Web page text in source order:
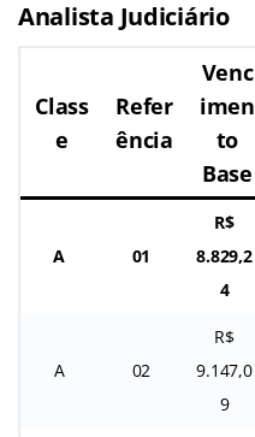
Analista Judiciário
Class
e
Refer
ência
Venc
imen
to
Base
A 01
R$
8.829,2
4
A 02
R$
9.147,0
9